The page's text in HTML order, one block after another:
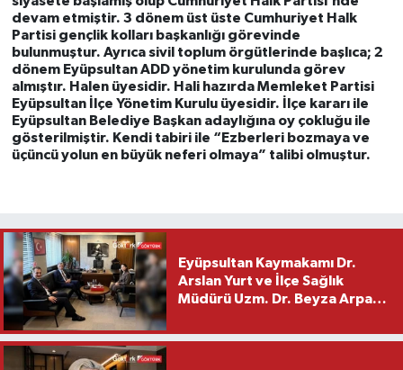
devam etmiştir. 3 dönem üst üste Cumhuriyet Halk
Partisi gençlik kolları başkanlığı görevinde
bulunmuştur. Ayrıca sivil toplum örgütlerinde başlıca; 2
dönem Eyüpsultan ADD yönetim kurulunda görev
almıştır. Halen üyesidir. Hali hazırda Memleket Partisi
Eyüpsultan İlçe Yönetim Kurulu üyesidir. İlçe kararı ile
Eyüpsultan Belediye Başkan adaylığına oy çokluğu ile
gösterilmiştir. Kendi tabiri ile “Ezberleri bozmaya ve
üçüncü yolun en büyük neferi olmaya” talibi olmuştur.
Eyüpsultan Kaymakamı Dr.
Arslan Yurt ve İlçe Sağlık
Müdürü Uzm. Dr. Beyza Arpacı
Ziyareti